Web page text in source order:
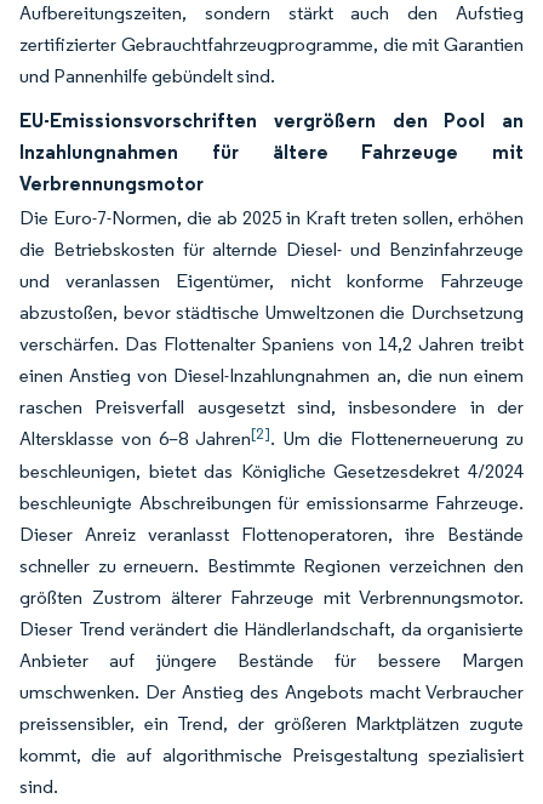
Aufbereitungszeiten, sondern stärkt auch den Aufstieg
zertifizierter Gebrauchtfahrzeugprogramme, die mit Garantien
und Pannenhilfe gebündelt sind.
EU-Emissionsvorschriften vergrößern den Pool an
Inzahlungnahmen für ältere Fahrzeuge mit
Verbrennungsmotor
Die Euro-7-Normen, die ab 2025 in Kraft treten sollen, erhöhen
die Betriebskosten für alternde Diesel- und Benzinfahrzeuge
und veranlassen Eigentümer, nicht konforme Fahrzeuge
abzustoßen, bevor städtische Umweltzonen die Durchsetzung
verschärfen. Das Flottenalter Spaniens von 14,2 Jahren treibt
einen Anstieg von Diesel-Inzahlungnahmen an, die nun einem
raschen Preisverfall ausgesetzt sind, insbesondere in der
Altersklasse von 6–8 Jahren[2]. Um die Flottenerneuerung zu
beschleunigen, bietet das Königliche Gesetzesdekret 4/2024
beschleunigte Abschreibungen für emissionsarme Fahrzeuge.
Dieser Anreiz veranlasst Flottenoperatoren, ihre Bestände
schneller zu erneuern. Bestimmte Regionen verzeichnen den
größten Zustrom älterer Fahrzeuge mit Verbrennungsmotor.
Dieser Trend verändert die Händlerlandschaft, da organisierte
Anbieter auf jüngere Bestände für bessere Margen
umschwenken. Der Anstieg des Angebots macht Verbraucher
preissensibler, ein Trend, der größeren Marktplätzen zugute
kommt, die auf algorithmische Preisgestaltung spezialisiert
sind.